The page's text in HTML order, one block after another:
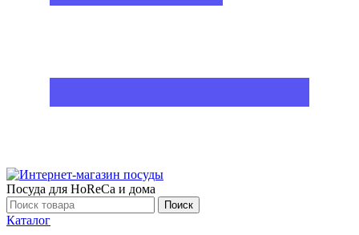
Посуда для HoReCa и дома
Поиск
Каталог